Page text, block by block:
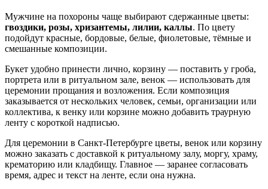
Мужчине на похороны чаще выбирают сдержанные цветы:
гвоздики, розы, хризантемы, лилии, каллы. По цвету
подойдут красные, бордовые, белые, фиолетовые, тёмные и
смешанные композиции.
Букет удобно принести лично, корзину — поставить у гроба,
портрета или в ритуальном зале, венок — использовать для
церемонии прощания и возложения. Если композиция
заказывается от нескольких человек, семьи, организации или
коллектива, к венку или корзине можно добавить траурную
ленту с короткой надписью.
Для церемонии в Санкт-Петербурге цветы, венок или корзину
можно заказать с доставкой к ритуальному залу, моргу, храму,
крематорию или кладбищу. Главное — заранее согласовать
время, адрес и текст на ленте, если она нужна.